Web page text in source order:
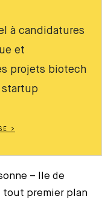
à candidatures
et
projets biotech
startup
>
– Ile de
tout premier plan